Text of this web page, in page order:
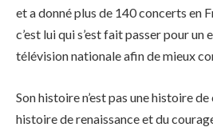
et a donné plus de 140 concerts en
c’est lui qui s’est fait passer pour un
télévision nationale afin de mieux
Son histoire n’est pas une histoire de
histoire de renaissance et du